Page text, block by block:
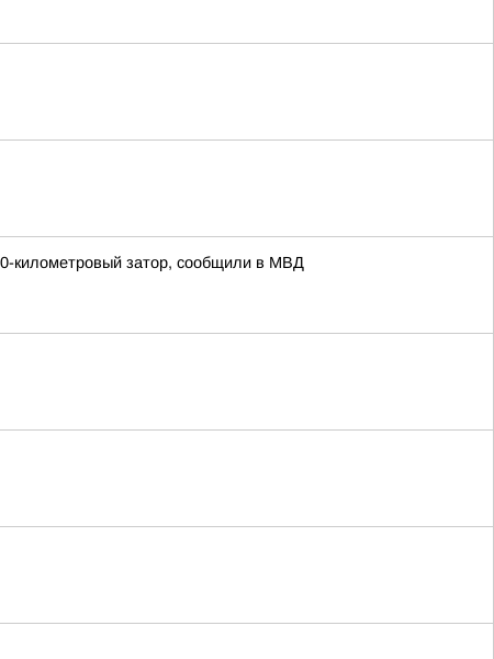
километровый затор, сообщили в МВД